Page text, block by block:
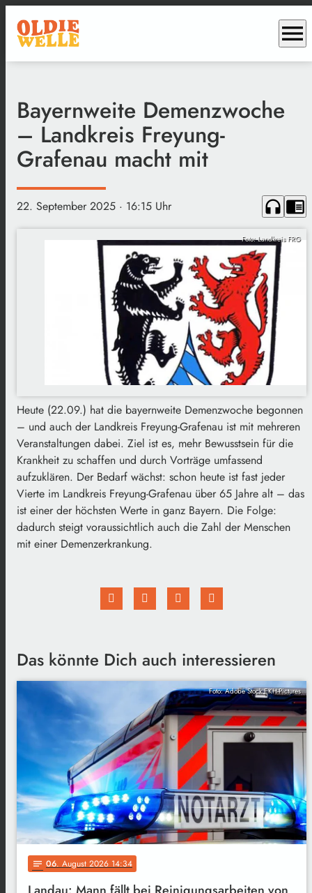
menu
Bayernweite Demenzwoche
– Landkreis Freyung-
Grafenau macht mit
22. September 2025 · 16:15 Uhr headphones chrome_reader_mode
Foto: Landkreis FRG
Heute (22.09.) hat die bayernweite Demenzwoche begonnen
– und auch der Landkreis Freyung-Grafenau ist mit mehreren
Veranstaltungen dabei. Ziel ist es, mehr Bewusstsein für die
Krankheit zu schaffen und durch Vorträge umfassend
aufzuklären. Der Bedarf wächst: schon heute ist fast jeder
Vierte im Landkreis Freyung-Grafenau über 65 Jahre alt – das
ist einer der höchsten Werte in ganz Bayern. Die Folge:
dadurch steigt voraussichtlich auch die Zahl der Menschen
mit einer Demenzerkrankung.
Das könnte Dich auch interessieren
Foto: Adobe Stock EKH-Pictures
notes 06. August 2026 14:34